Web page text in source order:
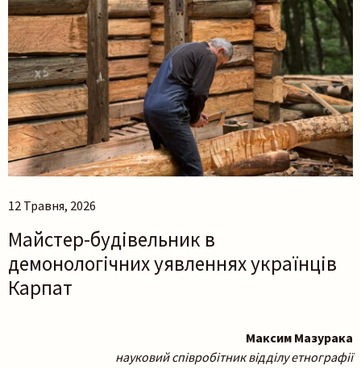
12 Травня, 2026
Майстер-будівельник в
демонологічних уявленнях українців
Карпат
Максим Мазурака
науковий співробітник відділу етнографії